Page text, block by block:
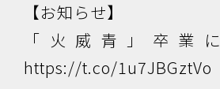
【お知らせ】
「火威青」卒業
https://t.co/1u7JBGztVo